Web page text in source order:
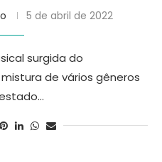
5 de abril de 2022
surgida do
de vários gêneros